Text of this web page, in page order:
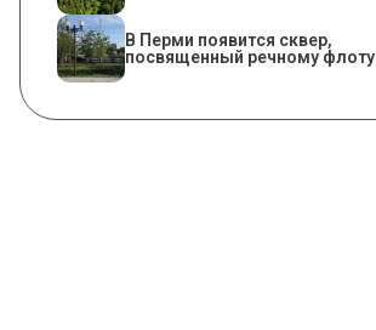
В Перми появится сквер,
посвященный речному флоту